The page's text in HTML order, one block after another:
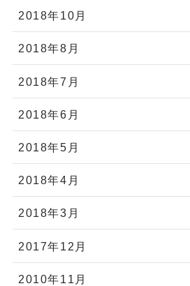
2018年10月
2018年8月
2018年7月
2018年6月
2018年5月
2018年4月
2018年3月
2017年12月
2010年11月